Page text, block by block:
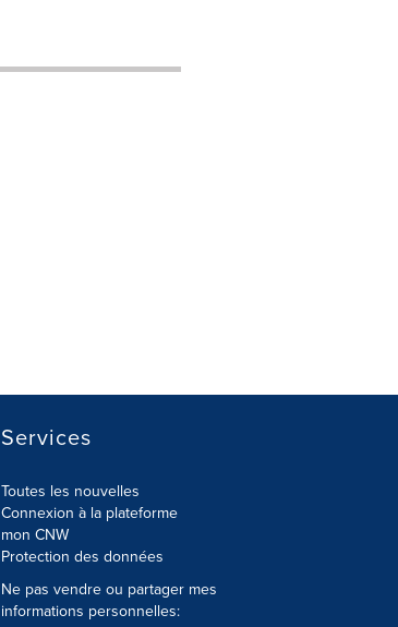
Services
Toutes les nouvelles
Connexion à la plateforme
mon CNW
Protection des données
Ne pas vendre ou partager mes
informations personnelles: